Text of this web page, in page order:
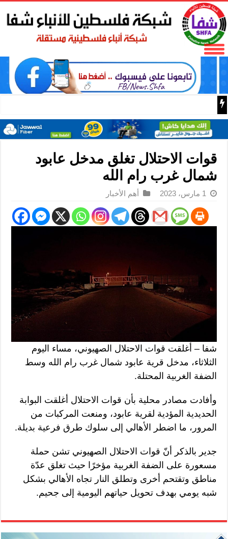
فتح تنعى المناضل نايف خويطر نائب أمين سر إقليم شرق
قوات الاحتلال تغلق مدخل عابود
شمال غرب رام الله
1 مارس، 2023 أهم الأخبار
شفا – أغلقت قوات الاحتلال الصهيوني، مساء اليوم
الثلاثاء، مدخل قرية عابود شمال غرب رام الله وسط
الضفة الغربية المحتلة.
وأفادت مصادر محلية بأن قوات الاحتلال أغلقت البوابة
الحديدية المؤدية لقرية عابود، ومنعت المركبات من
المرور، ما اضطر الأهالي إلى سلوك طرق فرعية بديلة.
جدير بالذكر أنّ قوات الاحتلال الصهيوني تشن حملة
مسعورة على الضفة الغربية مؤخرًا حيث تغلق عدّة
مناطق وتقتحم أخرى وتطلق النار تجاه الأهالي بشكل
شبه يومي بهدف تحويل حياتهم اليومية إلى جحيم.